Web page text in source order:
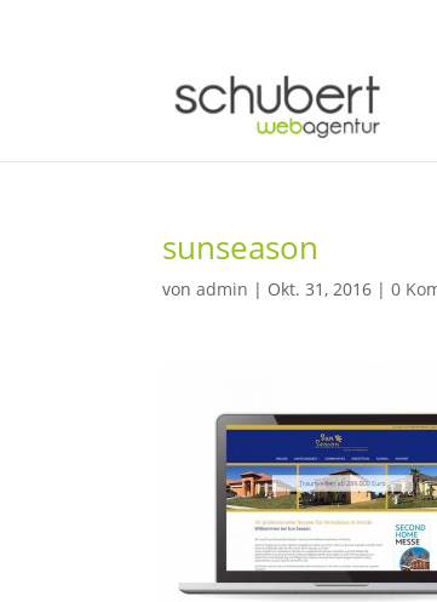
sunseason
vonadmin | Okt. 31, 2016 |0